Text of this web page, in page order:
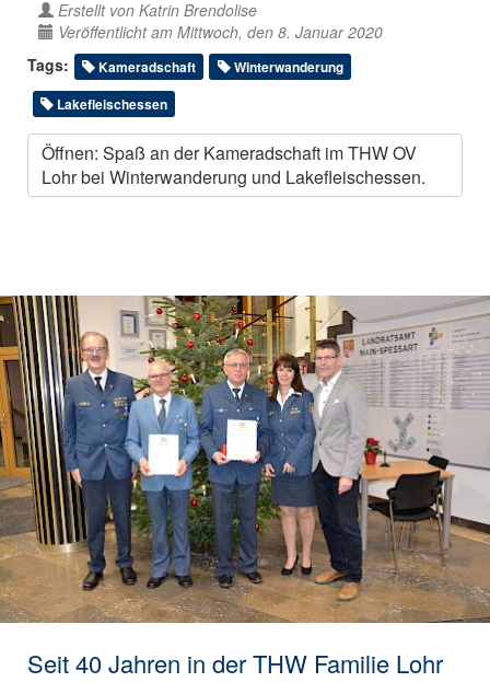
Erstellt von Katrin Brendolise
Veröffentlicht am Mittwoch, den 8. Januar 2020
Tags:
Kameradschaft
Winterwanderung
Lakefleischessen
Öffnen: Spaß an der Kameradschaft im THW OV
Lohr bei Winterwanderung und Lakefleischessen.
Seit 40 Jahren in der THW Familie Lohr